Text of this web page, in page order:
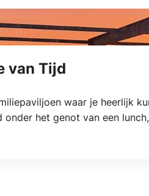
van Tijd
waar je heerlijk
onder het genot van een